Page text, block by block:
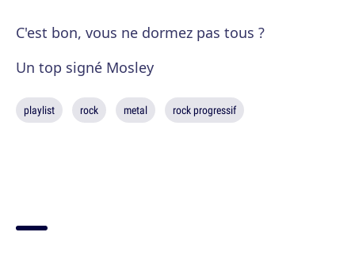
C'est bon, vous ne dormez pas tous ?
Un top signé Mosley
playlist rock metal rock progressif